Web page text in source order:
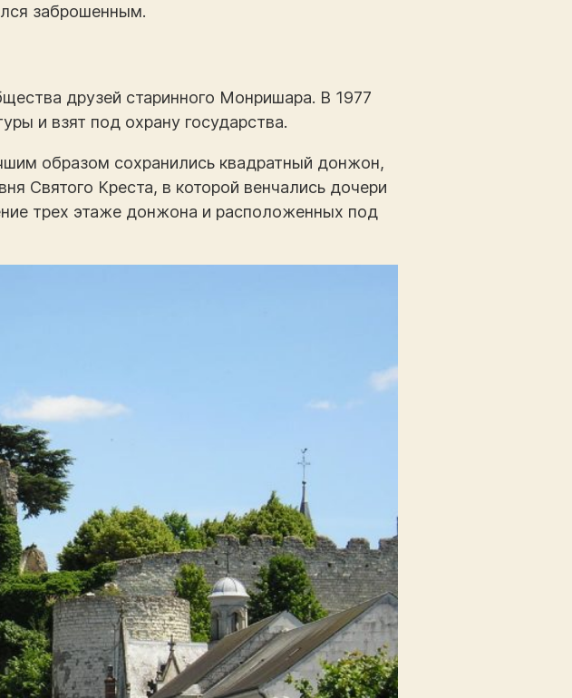
заброшенным.
друзей старинного Монришара. В 1977
и взят под охрану государства.
образом сохранились квадратный донжон,
Святого Креста, в которой венчались дочери
трех этаже донжона и расположенных под